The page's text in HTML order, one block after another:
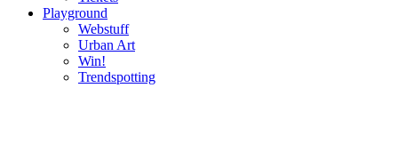
Playground
Webstuff
Urban Art
Win!
Trendspotting